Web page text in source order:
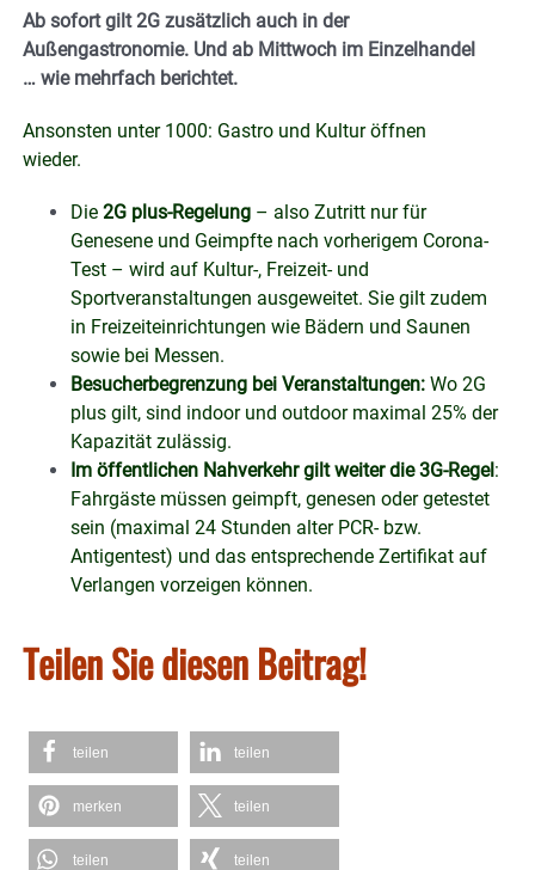
Ab sofort gilt 2G zusätzlich auch in der
Außengastronomie. Und ab Mittwoch im Einzelhandel
… wie mehrfach berichtet.
Ansonsten unter 1000: Gastro und Kultur öffnen
wieder.
Die 2G plus-Regelung – also Zutritt nur für
Genesene und Geimpfte nach vorherigem Corona-
Test – wird auf Kultur-, Freizeit- und
Sportveranstaltungen ausgeweitet. Sie gilt zudem
in Freizeiteinrichtungen wie Bädern und Saunen
sowie bei Messen.
Besucherbegrenzung bei Veranstaltungen: Wo 2G
plus gilt, sind indoor und outdoor maximal 25% der
Kapazität zulässig.
Im öffentlichen Nahverkehr gilt weiter die 3G-Regel:
Fahrgäste müssen geimpft, genesen oder getestet
sein (maximal 24 Stunden alter PCR- bzw.
Antigentest) und das entsprechende Zertifikat auf
Verlangen vorzeigen können.
Teilen Sie diesen Beitrag!
teilen teilen
merken teilen
teilen teilen